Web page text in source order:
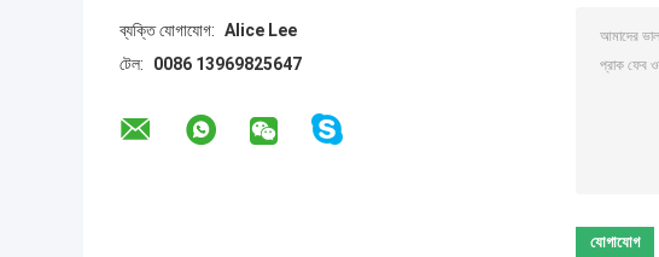
ব্যক্তি যোগাযোগ: Alice Lee
টেল:
0086 13969825647